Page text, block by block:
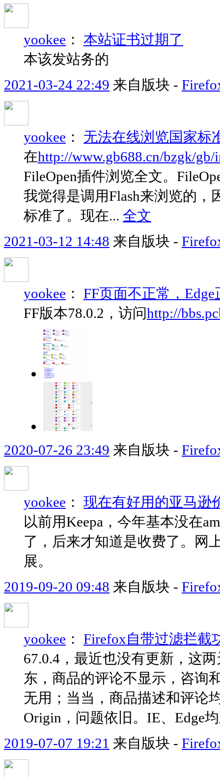
yookee ： 本站证书过期了
本该发站务的
2021-03-24 22:49 来自版块 -
yookee ： 无法在线浏览国家标
在http://www.gb688.cn/bzgk/gb/
FileOpen插件浏览全文。
我觉得是调用Flash来浏览的，
标准了。现在... 全文
2021-03-12 14:48 来自版块 -
yookee ： FF页面不正常，Edge
FF版本78.0.2，访问http://
2020-07-26 23:49 来自版块 -
yookee ： 现在有好用的亚马逊
以前用Keepa，今年基本没在
了，后来才知道是收费了。网
展。
2019-09-20 09:48 来自版块 -
yookee ： Firefox自带过滤拦截
67.0.4，最近也没有更新，这
东，商品的评论不显示，咨询
无用；当当，商品描述和评论
Origin，问题依旧。IE、Edge
2019-07-07 19:21 来自版块 -